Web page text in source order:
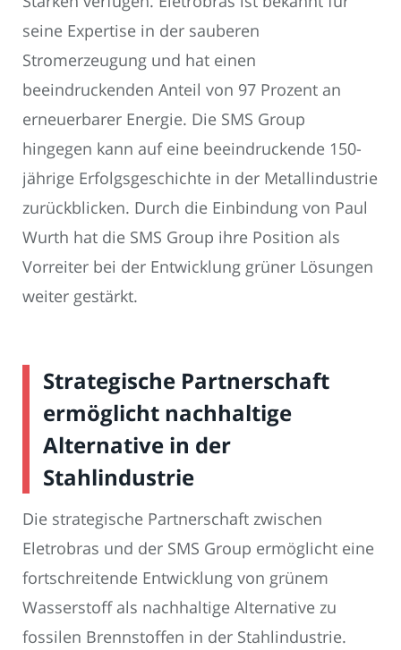
seine Expertise in der sauberen
Stromerzeugung und hat einen
beeindruckenden Anteil von 97 Prozent an
erneuerbarer Energie. Die SMS Group
hingegen kann auf eine beeindruckende 150-
jährige Erfolgsgeschichte in der Metallindustrie
zurückblicken. Durch die Einbindung von Paul
Wurth hat die SMS Group ihre Position als
Vorreiter bei der Entwicklung grüner Lösungen
weiter gestärkt.
Strategische Partnerschaft
ermöglicht nachhaltige
Alternative in der
Stahlindustrie
Die strategische Partnerschaft zwischen
Eletrobras und der SMS Group ermöglicht eine
fortschreitende Entwicklung von grünem
Wasserstoff als nachhaltige Alternative zu
fossilen Brennstoffen in der Stahlindustrie.